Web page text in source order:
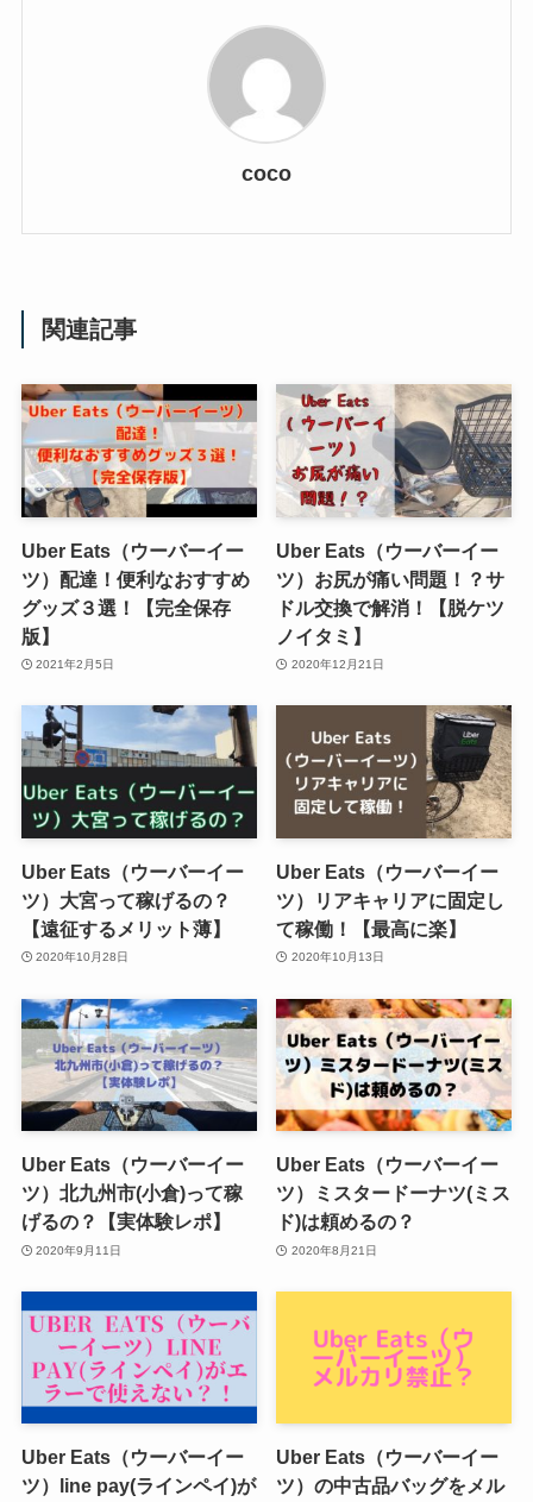
coco
関連記事
Uber Eats（ウーバーイー
ツ）配達！便利なおすすめ
グッズ３選！【完全保存
版】
2021年2月5日
Uber Eats（ウーバーイー
ツ）お尻が痛い問題！？サ
ドル交換で解消！【脱ケツ
ノイタミ】
2020年12月21日
Uber Eats（ウーバーイー
ツ）大宮って稼げるの？
【遠征するメリット薄】
2020年10月28日
Uber Eats（ウーバーイー
ツ）リアキャリアに固定し
て稼働！【最高に楽】
2020年10月13日
Uber Eats（ウーバーイー
ツ）北九州市(小倉)って稼
げるの？【実体験レポ】
2020年9月11日
Uber Eats（ウーバーイー
ツ）ミスタードーナツ(ミス
ド)は頼めるの？
2020年8月21日
Uber Eats（ウーバーイー
ツ）line pay(ラインペイ)が
Uber Eats（ウーバーイー
ツ）の中古品バッグをメル